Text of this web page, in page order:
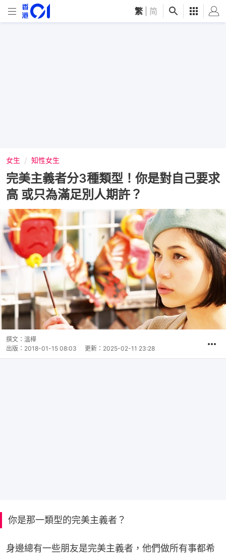
繁 简
女生 知性女生
完美主義者分3種類型！你是對自己要求
高 或只為滿足別人期許？
撰文： 溫樺
出版： 2018-01-15 08:03 更新： 2025-02-11 23:28
你是那一類型的完美主義者？
身邊總有一些朋友是完美主義者，他們做所有事都希